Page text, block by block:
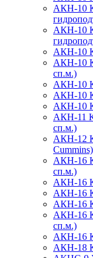
АКН-10
АКН-10
АКН-10
АКН-10
сп.м.)
АКН-10
АКН-10
АКН-10
АКН-11
сп.м.)
АКН-12
Cummins)
АКН-16
сп.м.)
АКН-16
АКН-16
АКН-16
АКН-16
сп.м.)
АКН-16
АКН-18